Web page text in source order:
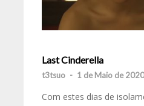
Last Cinderella
t3tsuo - 1 de Maio de 2020
Com estes dias de